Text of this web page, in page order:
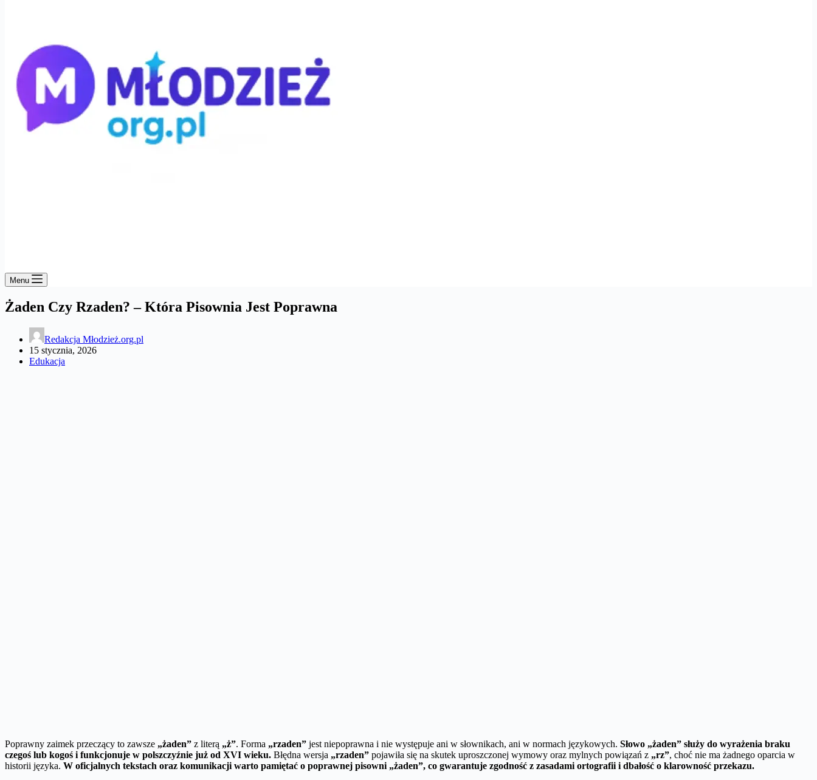
Menu
Żaden Czy Rzaden? – Która Pisownia Jest Poprawna
Redakcja Młodzież.org.pl
15 stycznia, 2026
Edukacja
Poprawny zaimek przeczący to zawsze „żaden” z literą „ż”. Forma „rzaden” jest niepoprawna i nie występuje ani w słownikach, ani w normach językowych. Słowo „żaden” służy do wyrażenia braku
czegoś lub kogoś i funkcjonuje w polszczyźnie już od XVI wieku. Błędna wersja „rzaden” pojawiła się na skutek uproszczonej wymowy oraz mylnych powiązań z „rz”, choć nie ma żadnego oparcia w
historii języka. W oficjalnych tekstach oraz komunikacji warto pamiętać o poprawnej pisowni „żaden”, co gwarantuje zgodność z zasadami ortografii i dbałość o klarowność przekazu.